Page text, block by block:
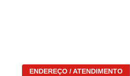
ENDEREÇO / ATENDIMENTO